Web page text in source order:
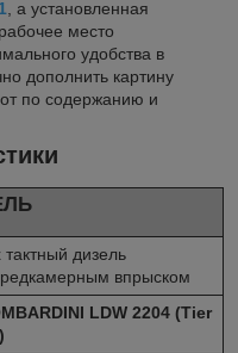
, а установленная
место
удобства в
дополнить картину
по содержанию и
тактный дизель
впрыском
LDW 2204 (Tier